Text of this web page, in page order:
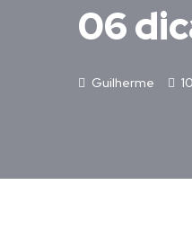
06
Guilherme